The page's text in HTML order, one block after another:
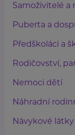
Samoživitelé
Puberta a
Předškoláci a
Rodičovství,
Nemoci dětí
Náhradní
Návykové